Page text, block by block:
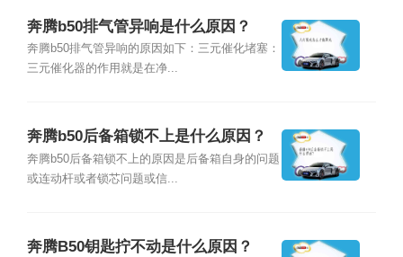
奔腾b50排气管异响是什么原因？
奔腾b50排气管异响的原因如下：三元催化堵塞：
三元催化器的作用就是在净...
奔腾b50后备箱锁不上是什么原因？
奔腾b50后备箱锁不上的原因是后备箱自身的问题
或连动杆或者锁芯问题或信...
奔腾B50钥匙拧不动是什么原因？